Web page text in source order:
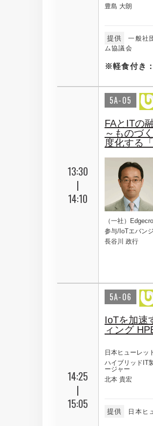
豊島 大朗
提供
一般社
ム協議会
※軽食付き
13:30
|
14:10
5A-05
FAとITの
～ものづ
度化する
（一社）
参与/IoTエバン
長谷川 政行
14:25
|
15:05
5A-06
IoTを加速
ィング
日本ヒューレッ
ハイブリッドIT
ージャー
北本 貴宏
提供 日本ヒ